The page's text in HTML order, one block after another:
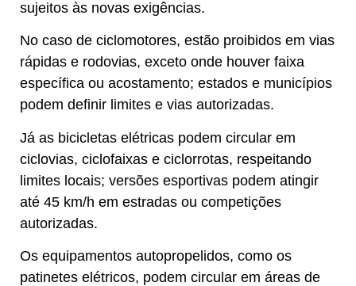
sujeitos às novas exigências.
No caso de ciclomotores, estão proibidos em vias
rápidas e rodovias, exceto onde houver faixa
específica ou acostamento; estados e municípios
podem definir limites e vias autorizadas.
Já as bicicletas elétricas podem circular em
ciclovias, ciclofaixas e ciclorrotas, respeitando
limites locais; versões esportivas podem atingir
até 45 km/h em estradas ou competições
autorizadas.
Os equipamentos autopropelidos, como os
patinetes elétricos, podem circular em áreas de